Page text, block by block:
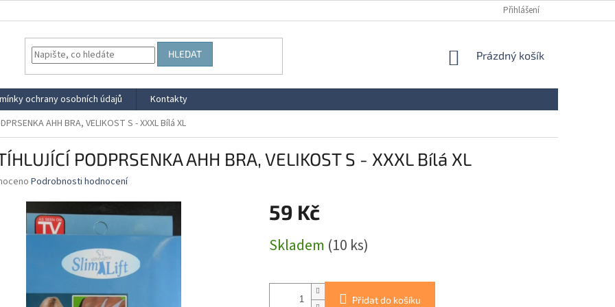
Přihlášení
HLEDAT
NÁKUPNÍ
Prázdný košík
ochrany osobních údajů
Kontakty
AHH BRA, VELIKOST S - XXXL Bílá XL
PODPRSENKA AHH BRA, VELIKOST S - XXXL Bílá XL
Podrobnosti hodnocení
59 Kč
cena:
Skladem (10 ks)
Přidat do košíku